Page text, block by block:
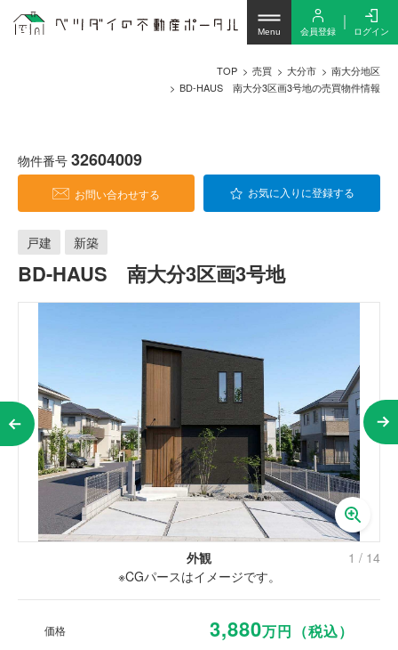
Menu 会員登録 ログイン
TOP 売買 大分市
南大分地区
BD-HAUS 南大分3区画3号地の売買物件情報
戸建 新築
BD-HAUS 南大分3区画3号地
物件番号 32604009
お問い合わせする お気に入りに登録する
外観
※CGパースはイメージです。
1 / 14
価格 3,880万円（税込）